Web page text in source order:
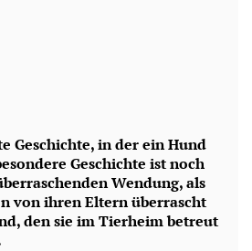
Geschichte, in der ein Hund
Geschichte ist noch
Wendung, als
von ihren Eltern überrascht
den sie im Tierheim betreut